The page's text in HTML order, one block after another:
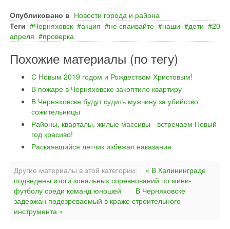
Опубликовано в Новости города и района
Теги
Черняховск акция не спаивайте наши дети
20
апреля
проверка
Похожие материалы (по тегу)
С Новым 2019 годом и Рождеством Христовым!
В пожаре в Черняховске закоптило квартиру
В Черняховске будут судить мужчину за убийство
сожительницы
Районы, кварталы, жилые массивы - встречаем Новый
год красиво!
Раскаявшийся летчик избежал наказания
Другие материалы в этой категории:
« В Калининграде
подведены итоги зональных соревнований по мини-
футболу среди команд юношей
В Черняховске
задержан подозреваемый в краже строительного
инструмента »